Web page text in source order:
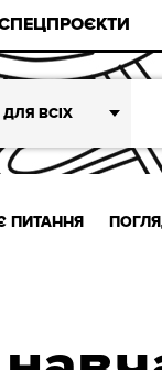
СПЕЦПРОЄКТИ
ДЛЯ ВСІХ
ПИТАННЯ